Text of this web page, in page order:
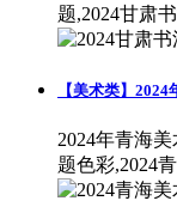
题,2024甘肃
【美术类】
2024年青海
题色彩,2024